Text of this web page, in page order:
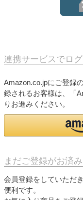
連携サービスでロ
Amazon.co.jpにご登録
録されるお客様は、「
りお進みください。
まだご登録がお済
会員登録をしていただ
便利です。